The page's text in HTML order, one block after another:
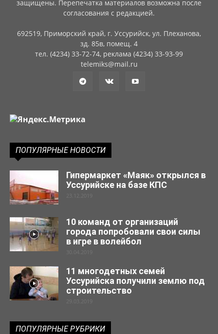
защищены. Перепечатка материалов возможна после
согласования с редакцией.
692519, Приморский край, г. Уссурийск, ул. Плеханова,
зд. 85в, помещ. 4
тел. (4234) 33-72-74, реклама (4234) 33-93-99
telemiks@mail.ru
ПОПУЛЯРНЫЕ НОВОСТИ
Гипермаркет «Маяк» открылся в
Уссурийске на базе КПС
23.12.2019
10 команд от организаций
города попробовали свои силы
в игре в волейбол
30.04.2019
11 многодетных семей
Уссурийска получили землю под
строительство
29.03.2019
ПОПУЛЯРНЫЕ РУБРИКИ